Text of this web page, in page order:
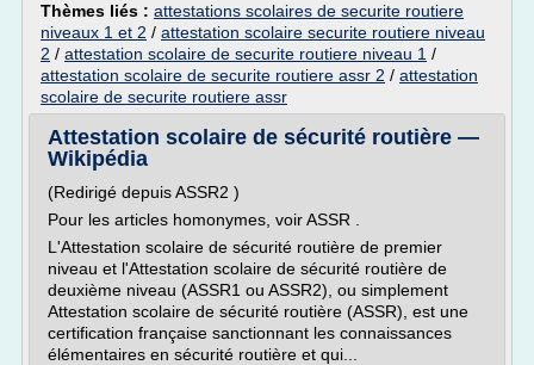
Thèmes liés : attestations scolaires de securite routiere
niveaux 1 et 2 / attestation scolaire securite routiere niveau
2 / attestation scolaire de securite routiere niveau 1 /
attestation scolaire de securite routiere assr 2 / attestation
scolaire de securite routiere assr
Attestation scolaire de sécurité routière —
Wikipédia
(Redirigé depuis ASSR2 )
Pour les articles homonymes, voir ASSR .
L'Attestation scolaire de sécurité routière de premier
niveau et l'Attestation scolaire de sécurité routière de
deuxième niveau (ASSR1 ou ASSR2), ou simplement
Attestation scolaire de sécurité routière (ASSR), est une
certification française sanctionnant les connaissances
élémentaires en sécurité routière et qui...